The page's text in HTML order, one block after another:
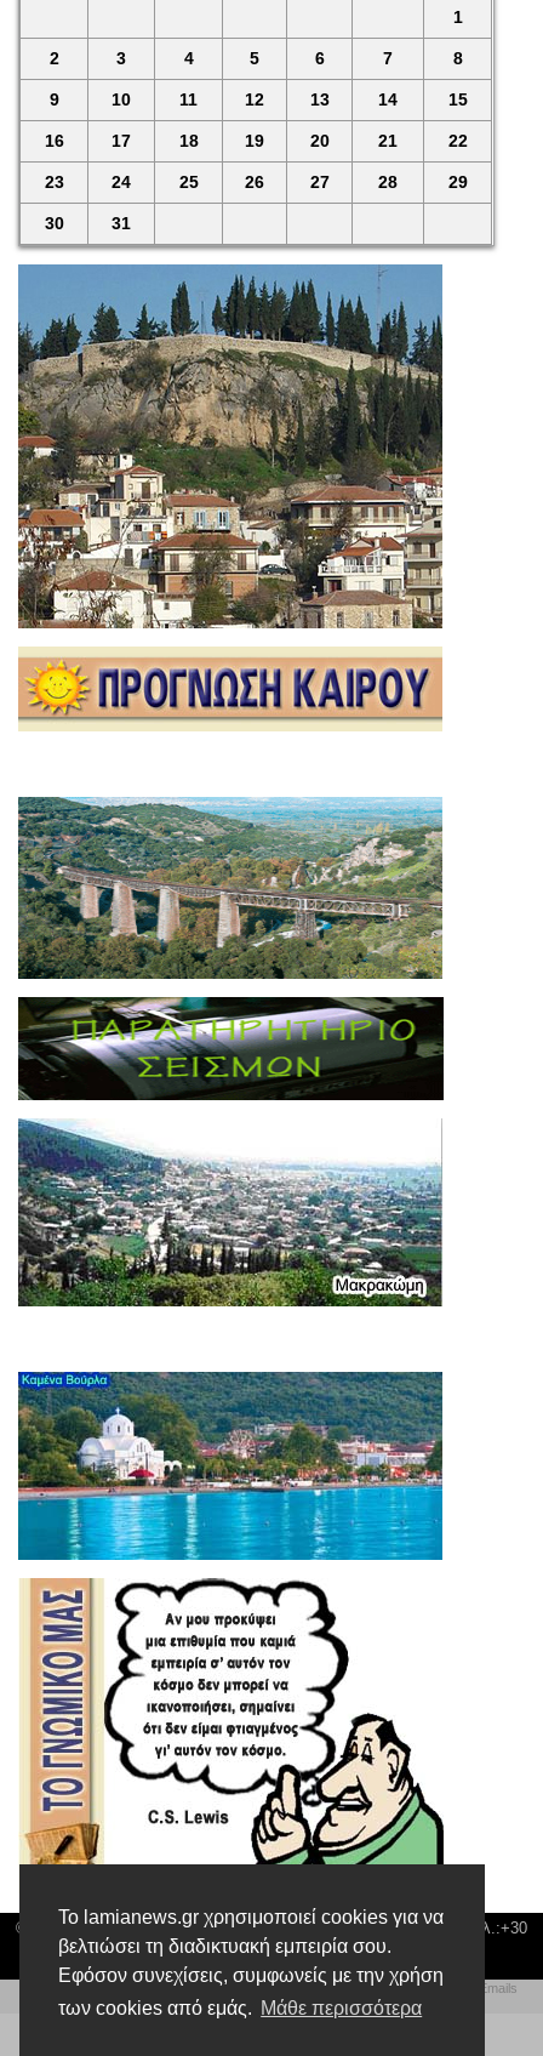
Το lamianews.gr χρησιμοποιεί cookies για να
βελτιώσει τη διαδικτυακή εμπειρία σου.
Εφόσον συνεχίσεις, συμφωνείς με την χρήση
των cookies από εμάς. Μάθε περισσότερα
1
2 3 4 5 6 7 8
9 10 11 12 13 14 15
16 17 18 19 20 21 22
23 24 25 26 27 28 29
30 31
© Lamia News | Διεύθυνση: Καποδιστρίου 3 ΤΚ-35132 ΛΑΜΙΑ | Τηλ.:+30
22310 24300 |news@lamianews.gr
Πολιτική απορρήτου Αίτηση Διαχείρισης Προσωπικών Δεδομένων |
Πολιτική Emails
Δημιουργία της Ιστοσελίδας byWeb Technical Team